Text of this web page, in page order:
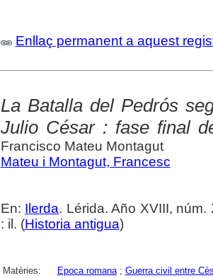
Enllaç permanent a aquest
La Batalla del Pedrós
Julio César : fase final
Francisco Mateu Montagut
Mateu i Montagut, Francesc
En: Ilerda. Lérida. Año XVIII,
: il. (Historia antigua)
Matèries: Epoca romana; Guerra civil entre